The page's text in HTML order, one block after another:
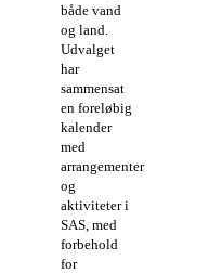
både vand
og land.
Udvalget
har
sammensat
en foreløbig
kalender
med
arrangementer
og
aktiviteter i
SAS, med
forbehold
for